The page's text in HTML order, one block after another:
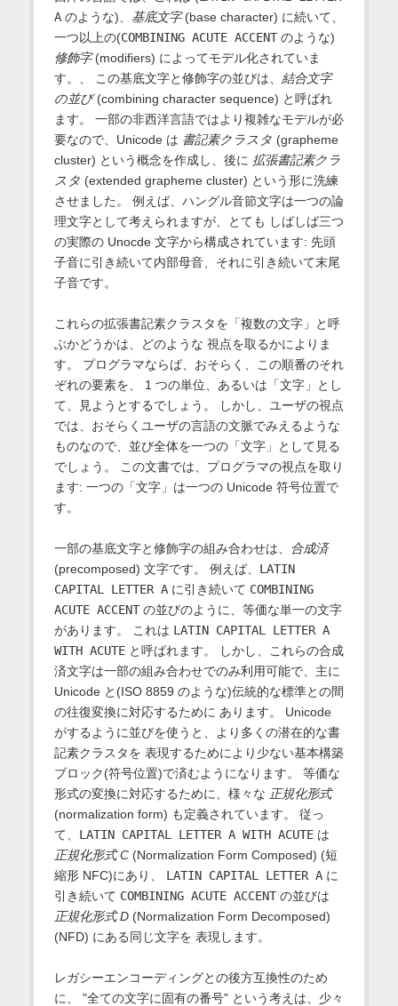
Aのような)、 基底文字(base character) に続いて、
一つ以上の(COMBINING ACUTE ACCENTのような)
修飾字(modifiers) によってモデル化されていま
す。、 この基底文字と修飾字の並びは、 結合文字
の並び(combining character sequence) と呼ばれ
ます。 一部の非西洋言語ではより複雑なモデルが必
要なので、Unicode は 書記素クラスタ (grapheme
cluster) という概念を作成し、後に 拡張書記素クラ
スタ (extended grapheme cluster) という形に洗練
させました。 例えば、ハングル音節文字は一つの論
理文字として考えられますが、とても しばしば三つ
の実際の Unocde 文字から構成されています: 先頭
子音に引き続いて内部母音、それに引き続いて末尾
子音です。
これらの拡張書記素クラスタを「複数の文字」と呼
ぶかどうかは、どのような 視点を取るかによりま
す。 プログラマならば、おそらく、この順番のそれ
ぞれの要素を、 1 つの単位、あるいは「文字」とし
て、見ようとするでしょう。 しかし、ユーザの視点
では、おそらくユーザの言語の文脈でみえるような
ものなので、並び全体を一つの「文字」として見る
でしょう。 この文書では、プログラマの視点を取り
ます: 一つの「文字」は一つの Unicode 符号位置で
す。
一部の基底文字と修飾字の組み合わせは、
合成済
(precomposed) 文字です。 例えば、 LATIN
CAPITAL LETTER Aに引き続いて COMBINING
ACUTE ACCENTの並びのように、等価な単一の文字
があります。 これは LATIN CAPITAL LETTER A
WITH ACUTEと呼ばれます。 しかし、これらの合成
済文字は一部の組み合わせでのみ利用可能で、主に
Unicode と(ISO 8859 のような)伝統的な標準との間
の往復変換に対応するために あります。 Unicode
がするように並びを使うと、より多くの潜在的な書
記素クラスタを 表現するためにより少ない基本構築
ブロック(符号位置)で済むようになります。 等価な
形式の変換に対応するために、様々な 正規化形式
(normalization form) も定義されています。 従っ
て、 LATIN CAPITAL LETTER A WITH ACUTEは
正規化形式 C(Normalization Form Composed) (短
縮形 NFC)にあり、 LATIN CAPITAL LETTER Aに
引き続いて COMBINING ACUTE ACCENTの並びは
正規化形式 D(Normalization Form Decomposed)
(NFD) にある同じ文字を 表現します。
レガシーエンコーディングとの後方互換性のため
に、 "全ての文字に固有の番号" という考えは、少々